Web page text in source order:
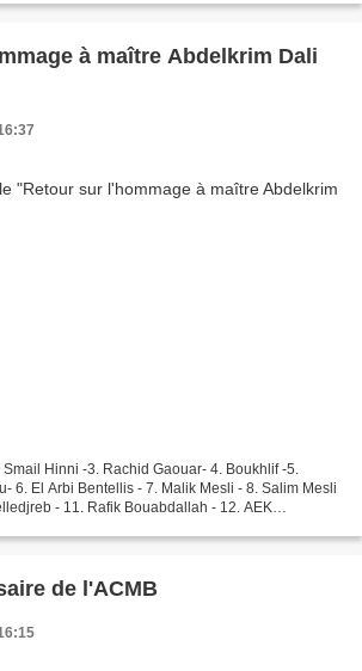
à maître Abdelkrim Dali
Hinni -3. Rachid Gaouar- 4. Boukhlif -5.
6. El Arbi Bentellis - 7. Malik Mesli - 8. Salim Mesli
- 11. Rafik Bouabdallah - 12. AEK
de l'ACMB